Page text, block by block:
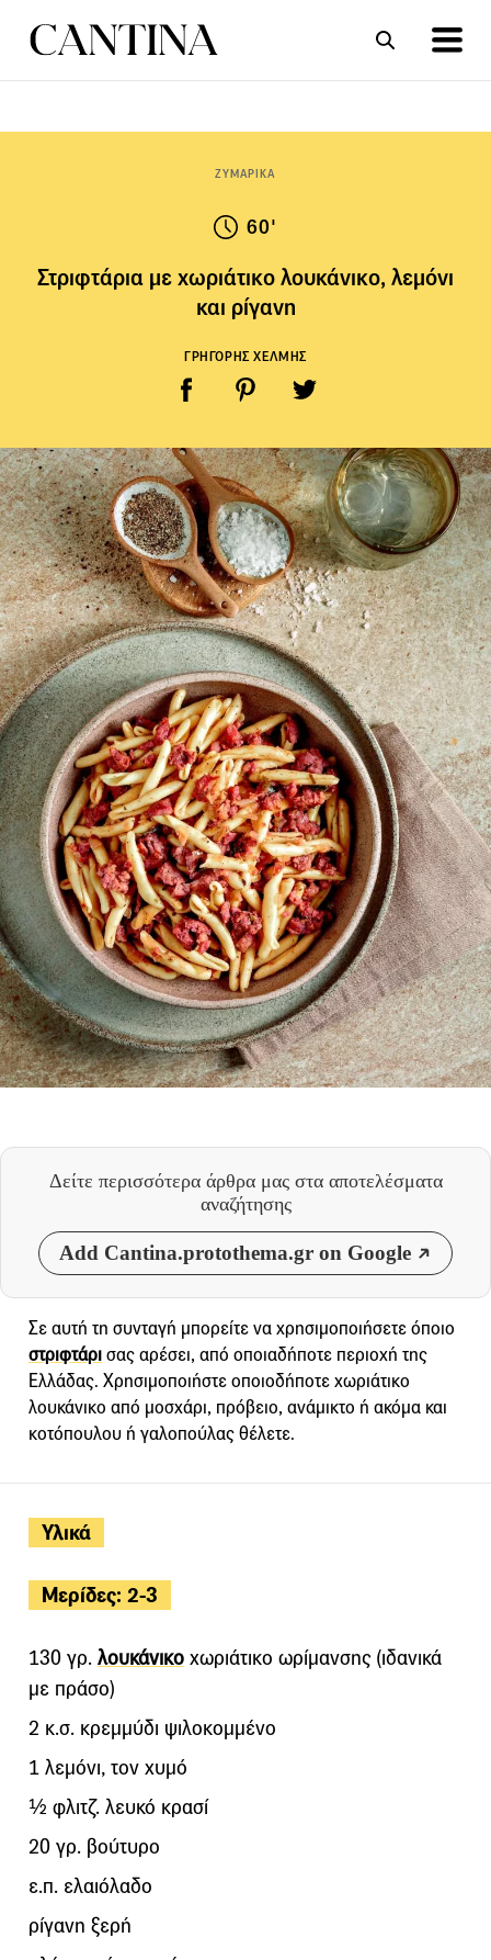
ΖΥΜΑΡΙΚΑ
60'
Στριφτάρια με χωριάτικο λουκάνικο, λεμόνι
και ρίγανη
ΓΡΗΓΟΡΗΣ ΧΕΛΜΗΣ
Δείτε περισσότερα άρθρα μας στα αποτελέσματα
αναζήτησης
Add Cantina.protothema.gr on Google
Υλικά
Μερίδες: 2-3
130 γρ. λουκάνικο χωριάτικο ωρίμανσης (ιδανικά
με πράσο)
2 κ.σ. κρεμμύδι ψιλοκομμένο
1 λεμόνι, τον χυμό
½ φλιτζ. λευκό κρασί
20 γρ. βούτυρο
ε.π. ελαιόλαδο
ρίγανη ξερή
Σε αυτή τη συνταγή μπορείτε να χρησιμοποιήσετε όποιο
στριφτάρισας αρέσει, από οποιαδήποτε περιοχή της
Ελλάδας. Χρησιμοποιήστε οποιοδήποτε χωριάτικο
λουκάνικο από μοσχάρι, πρόβειο, ανάμικτο ή ακόμα και
κοτόπουλου ή γαλοπούλας θέλετε.